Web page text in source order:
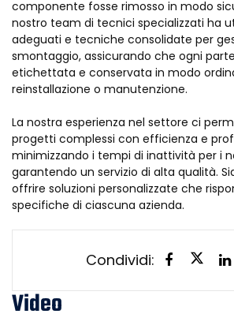
componente fosse rimosso in modo
nostro team di tecnici specializzati ha
adeguati e tecniche consolidate per
smontaggio, assicurando che ogni
etichettata e conservata in modo
reinstallazione o manutenzione.
La nostra esperienza nel settore ci
progetti complessi con efficienza e
minimizzando i tempi di inattività per i
garantendo un servizio di alta qualità.
offrire soluzioni personalizzate che
specifiche di ciascuna azienda.
Condividi:
Video